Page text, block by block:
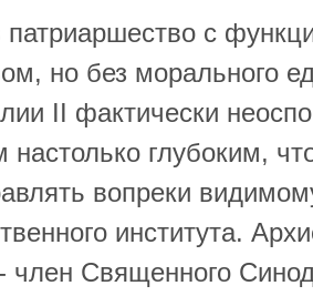
патриаршество с
но без морального
II фактически
настолько глубоким,
вопреки
института.
член Священного